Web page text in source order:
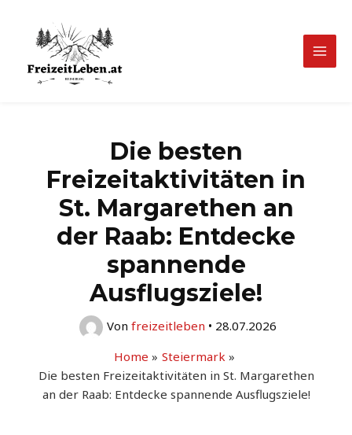
springen
Main
Die besten
Freizeitaktivitäten in
St. Margarethen an
der Raab: Entdecke
spannende
Ausflugsziele!
Von freizeitleben • 28.07.2026
Home
Steiermark
Die besten Freizeitaktivitäten in St. Margarethen
an der Raab: Entdecke spannende Ausflugsziele!